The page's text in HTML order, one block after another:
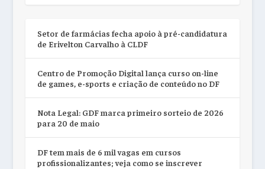
Setor de farmácias fecha apoio à pré-candidatura
de Erivelton Carvalho à CLDF
Centro de Promoção Digital lança curso on-line
de games, e-sports e criação de conteúdo no DF
Nota Legal: GDF marca primeiro sorteio de 2026
para 20 de maio
DF tem mais de 6 mil vagas em cursos
profissionalizantes; veja como se inscrever